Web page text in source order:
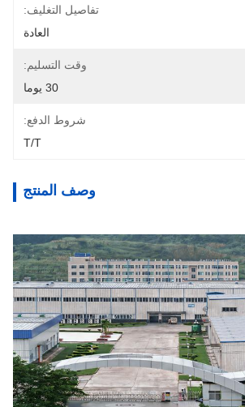
تفاصيل التغليف:
العادة
وقت التسليم:
30 يوما
شروط الدفع:
T/T
وصف المنتج